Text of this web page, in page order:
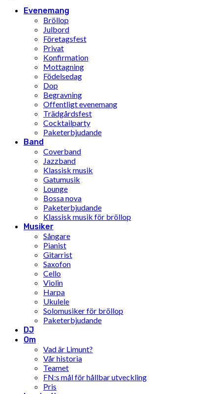
Evenemang
Bröllop
Julbord
Företagsfest
Privat
Konfirmation
Mottagning
Födelsedag
Dop
Begravning
Offentligt evenemang
Trädgårdsfest
Cocktailparty
Paketerbjudande
Band
Coverband
Jazzband
Klassisk musik
Gatumusik
Lounge
Bossa nova
Paketerbjudande
Klassisk musik för bröllop
Musiker
Sångare
Pianist
Gitarrist
Saxofon
Cello
Violin
Harpa
Ukulele
Solomusiker för bröllop
Paketerbjudande
DJ
Om
Vad är Limunt?
Vår historia
Teamet
FN:s mål för hållbar utveckling
Pris